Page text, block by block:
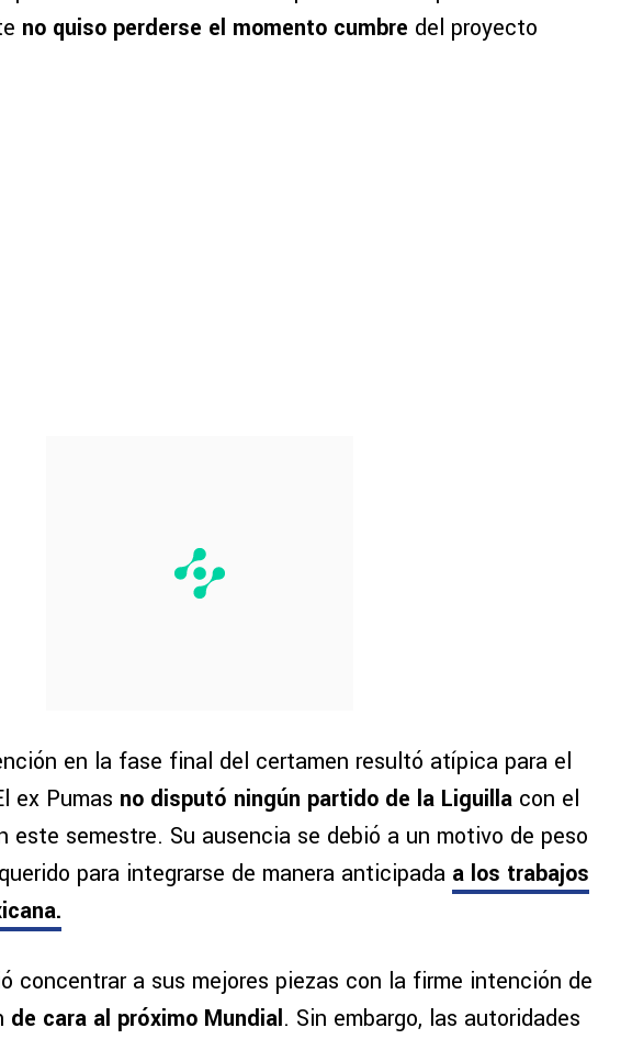
no quiso perderse el momento cumbre del proyecto
en la fase final del certamen resultó atípica para el
ex Pumas no disputó ningún partido de la Liguilla con el
este semestre. Su ausencia se debió a un motivo de peso
para integrarse de manera anticipada a los trabajos
concentrar a sus mejores piezas con la firme intención de
de cara al próximo Mundial. Sin embargo, las autoridades